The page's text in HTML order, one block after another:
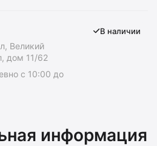
Великий
дом 11/62
с 10:00 до
В наличии
информация